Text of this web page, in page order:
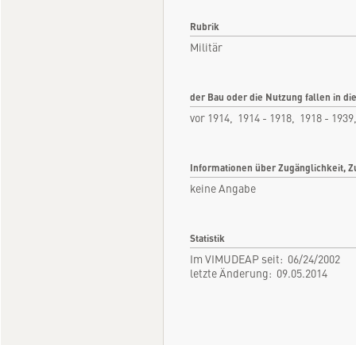
Rubrik
Militär
der Bau oder die Nutzung fallen in
vor 1914, 1914 - 1918, 1918 -
Informationen über Zugänglichkeit,
keine Angabe
Statistik
Im VIMUDEAP seit: 06/24/2002
letzte Änderung: 09.05.2014